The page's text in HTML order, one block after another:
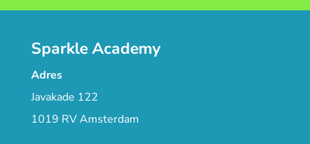
Sparkle Academy
Adres
Javakade 122
1019 RV Amsterdam